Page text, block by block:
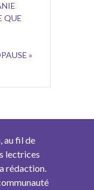
QUE
»
au fil de
lectrices
rédaction.